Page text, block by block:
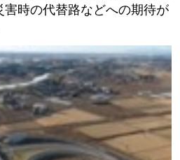
害時の代替路などへの期待が